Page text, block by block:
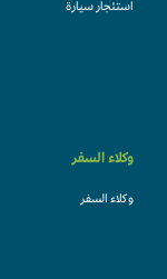
استئجار سيارة
وكلاء السفر
وكلاء السفر